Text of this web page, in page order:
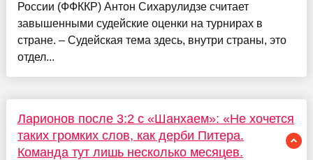
России (ФФККР) Антон Сихарулидзе считает
завышенными судейские оценки на турнирах в
стране. – Судейская тема здесь, внутри страны, это
отдел...
Ларионов после 3:2 с «Шанхаем»: «Не хочется
таких громких слов, как дерби Питера.
Команда тут лишь несколько месяцев.